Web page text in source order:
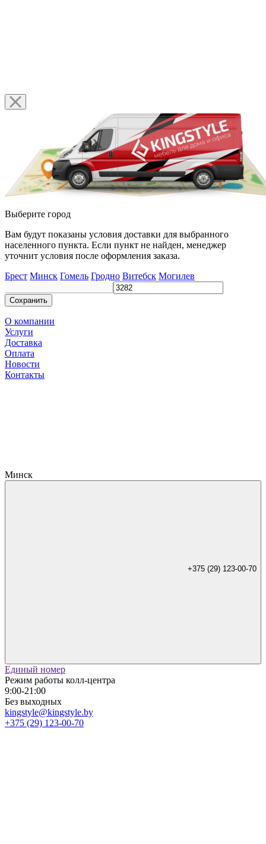
Выберите город
Вам будут показаны условия доставки для выбранного
населенного пункта. Если пункт не найден, менеджер
уточнит условия после оформления заказа.
Брест Минск Гомель Гродно Витебск Могилев
Сохранить
О компании
Услуги
Доставка
Оплата
Новости
Контакты
Минск
+375 (29) 123-00-70
Единый номер
Режим работы колл-центра
9:00-21:00
Без выходных
kingstyle@kingstyle.by
+375 (29) 123-00-70